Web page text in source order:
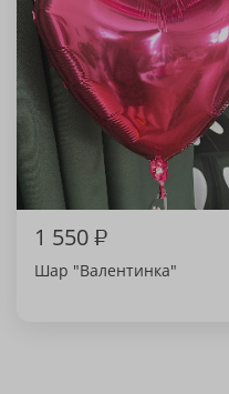
1 550₽
Шар "Валентинка"